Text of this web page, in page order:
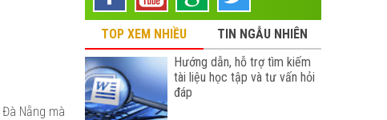
Nẵng mà
TOP XEM NHIỀU
TIN NGẪU NHIÊN
Hướng dẫn, hỗ trợ tìm kiếm
tài liệu học tập và tư vấn hỏi
đáp